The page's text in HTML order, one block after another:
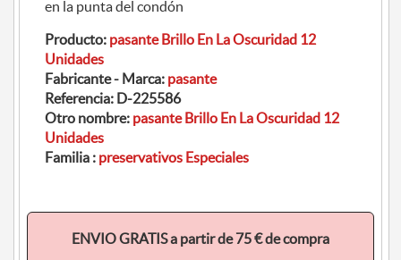
en la punta del condón
Producto: pasante Brillo En La Oscuridad 12
Unidades
Fabricante - Marca: pasante
Referencia: D-225586
Otro nombre: pasante Brillo En La Oscuridad 12
Unidades
Familia : preservativos Especiales
ENVIO GRATIS a partir de 75 € de compra